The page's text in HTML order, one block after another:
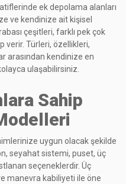
ek depolama alanları
ve kendinize ait kişisel
çeşitleri, farklı pek çok
verir. Türleri, özellikleri,
arasından kendinize en
ulaşabilirsiniz.
Sahip
uygun olacak şekilde
seyahat sistemi, puset, üç
seçeneklerdir. Üç
manevra kabiliyeti ile öne